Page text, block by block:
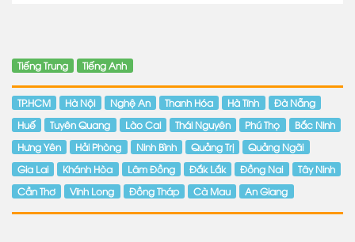
Tiếng Trung Tiếng Anh
TP.HCM Hà Nội Nghệ An Thanh Hóa Hà Tĩnh Đà Nẵng
Huế Tuyên Quang Lào Cai Thái Nguyên Phú Thọ Bắc Ninh
Hưng Yên Hải Phòng Ninh Bình Quảng Trị Quảng Ngãi
Gia Lai Khánh Hòa Lâm Đồng Đắk Lắk Đồng Nai Tây Ninh
Cần Thơ Vĩnh Long Đồng Tháp Cà Mau An Giang